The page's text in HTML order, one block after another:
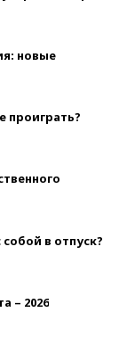
новые
проиграть?
в отпуск?
– 2026